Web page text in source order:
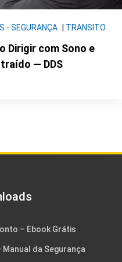
- SEGURANÇA TRANSITO
Dirigir com Sono e
— DDS
– Ebook Grátis
Manual da Segurança